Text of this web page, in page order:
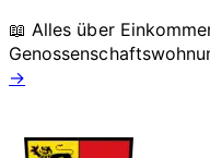
📖 Alles über
→